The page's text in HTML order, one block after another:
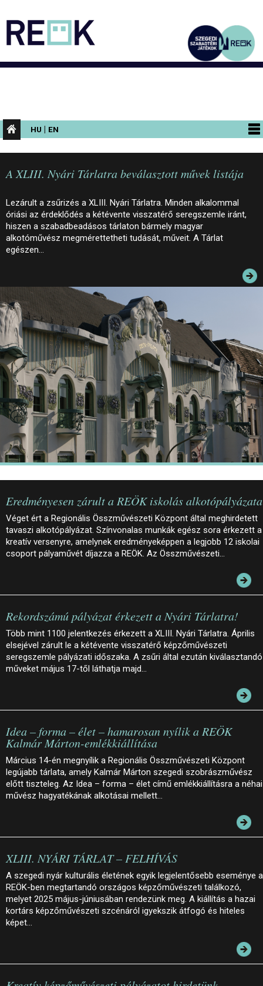
HU | EN
PROGRAMOK
KIÁLLÍTÁSOK
AZ ÉPÜLET
INFORMÁCIÓK
KONFERENCIA
ELÉRHETŐSÉG
PALOTASÉTÁK ÉS VEZETÉSEK
KÖZÉRDEKŰ ADATOK
A XLIII. Nyári Tárlatra beválasztott művek listája
Lezárult a zsűrizés a XLIII. Nyári Tárlatra. Minden alkalommal
óriási az érdeklődés a kétévente visszatérő seregszemle iránt,
hiszen a szabadbeadásos tárlaton bármely magyar
alkotóművész megmérettetheti tudását, műveit. A Tárlat
egészen…
Eredményesen zárult a REÖK iskolás alkotópályázata
Véget ért a Regionális Összművészeti Központ által meghirdetett
tavaszi alkotópályázat. Színvonalas munkák egész sora érkezett a
kreatív versenyre, amelynek eredményeképpen a legjobb 12 iskolai
csoport pályaművét díjazza a REÖK. Az Összművészeti…
Rekordszámú pályázat érkezett a Nyári Tárlatra!
Több mint 1100 jelentkezés érkezett a XLIII. Nyári Tárlatra. Április
elsejével zárult le a kétévente visszatérő képzőművészeti
seregszemle pályázati időszaka. A zsűri által ezután kiválasztandó
műveket május 17-től láthatja majd…
Idea – forma – élet – hamarosan nyílik a REÖK
Kalmár Márton-emlékkiállítása
Március 14-én megnyílik a Regionális Összművészeti Központ
legújabb tárlata, amely Kalmár Márton szegedi szobrászművész
előtt tiszteleg. Az Idea – forma – élet című emlékkiállításra a néhai
művész hagyatékának alkotásai mellett…
XLIII. NYÁRI TÁRLAT – FELHÍVÁS
A szegedi nyár kulturális életének egyik legjelentősebb eseménye a
REÖK-ben megtartandó országos képzőművészeti találkozó,
melyet 2025 május-júniusában rendezünk meg. A kiállítás a hazai
kortárs képzőművészeti szcénáról igyekszik átfogó és hiteles
képet…